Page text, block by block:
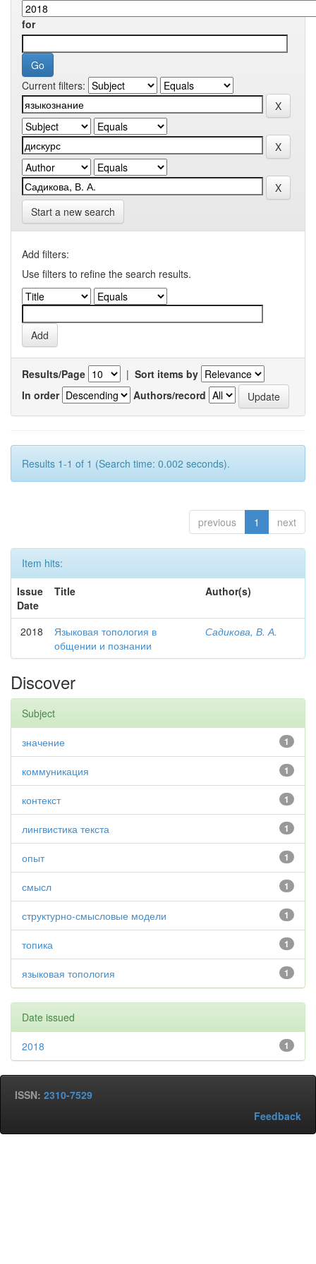
for
Current filters:
Start a new search
Add filters:
Use filters to refine the search results.
Results/Page | Sort items by
In order
Authors/record
Results 1-1 of 1 (Search time: 0.002 seconds).
previous 1 next
Item hits:
Issue
Date
Title Author(s)
2018
Языковая топология в
общении и познании
Садикова, В. А.
Discover
Subject
1
значение
1
коммуникация
1
контекст
1
лингвистика текста
1
опыт
1
смысл
1
структурно-смысловые модели
1
топика
1
языковая топология
Date issued
1
2018
ISSN: 2310-7529
Feedback